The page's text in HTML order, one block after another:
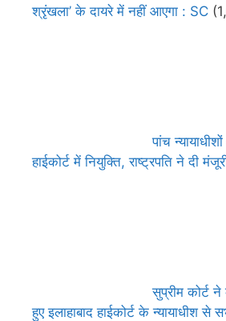
श्रृंखला’ के दायरे में नहीं आएगा : SC
पांच
हाईकोर्ट में नियुक्ति, राष्ट्रपति ने दी
सुप्रीम कोर्ट
हुए इलाहाबाद हाईकोर्ट के न्यायाधीश से